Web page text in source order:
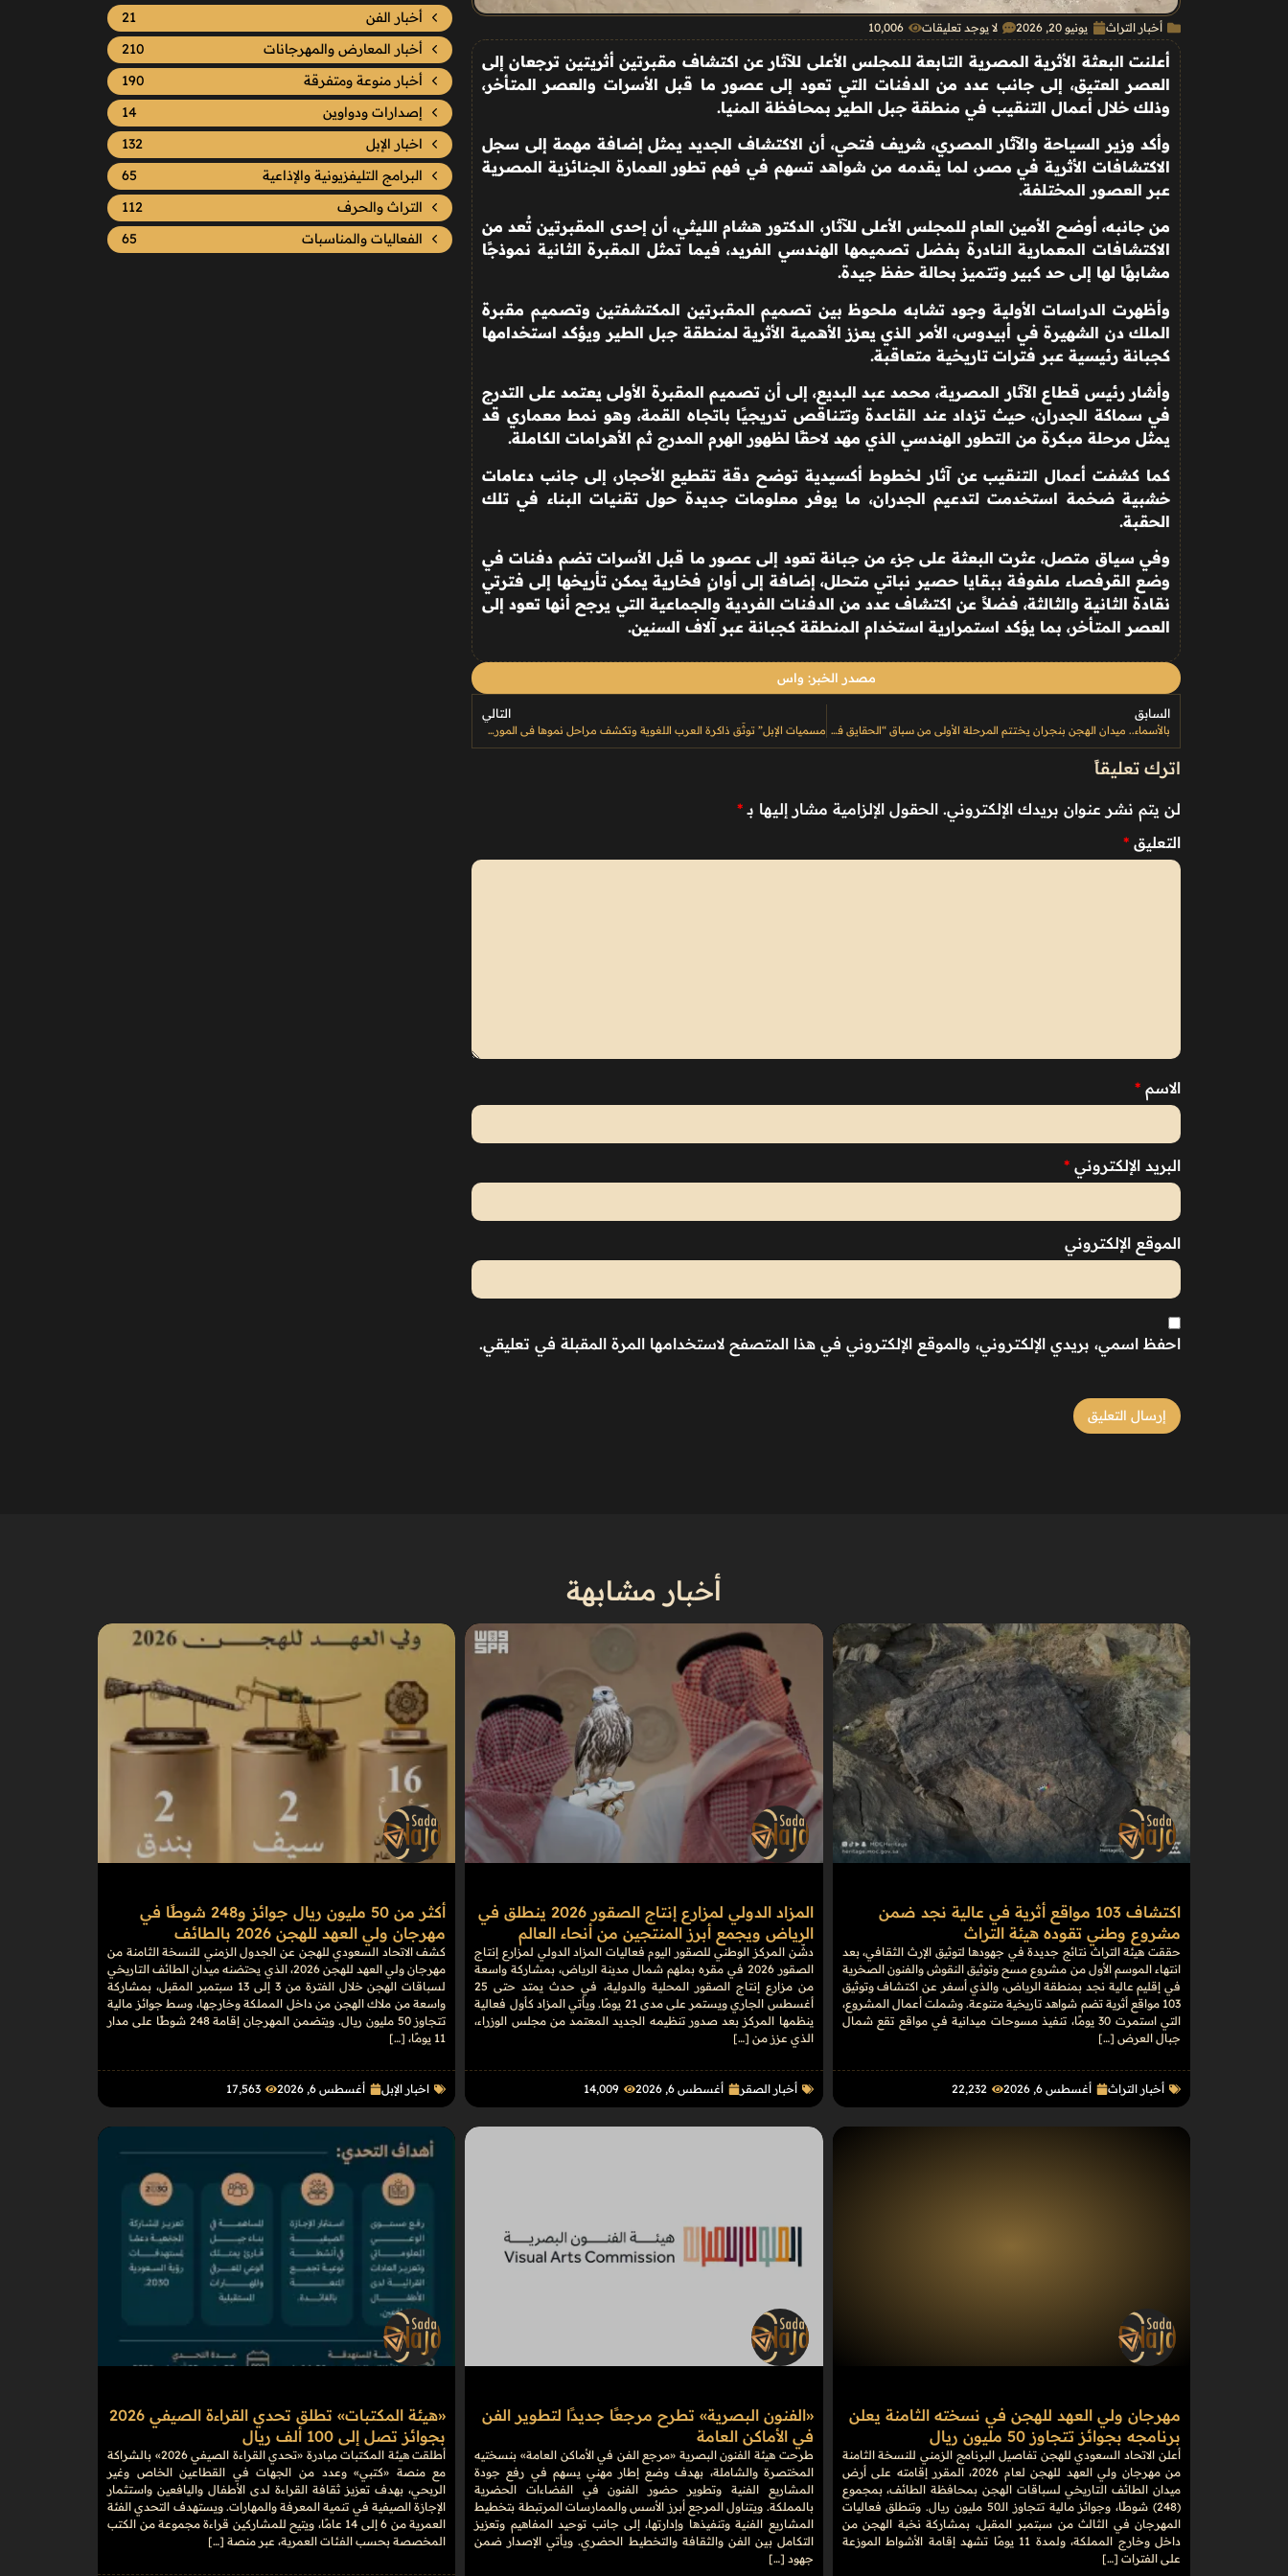
أخبار التراث يونيو 20, 2026 لا يوجد تعليقات 10٬006
أعلنت البعثة الأثرية المصرية التابعة للمجلس الأعلى للآثار عن اكتشاف مقبرتين أثريتين ترجعان إلى
العصر العتيق، إلى جانب عدد من الدفنات التي تعود إلى عصور ما قبل الأسرات والعصر المتأخر،
وذلك خلال أعمال التنقيب في منطقة جبل الطير بمحافظة المنيا.
وأكد وزير السياحة والآثار المصري، شريف فتحي، أن الاكتشاف الجديد يمثل إضافة مهمة إلى سجل
الاكتشافات الأثرية في مصر، لما يقدمه من شواهد تسهم في فهم تطور العمارة الجنائزية المصرية
عبر العصور المختلفة.
من جانبه، أوضح الأمين العام للمجلس الأعلى للآثار، الدكتور هشام الليثي، أن إحدى المقبرتين تُعد من
الاكتشافات المعمارية النادرة بفضل تصميمها الهندسي الفريد، فيما تمثل المقبرة الثانية نموذجًا
مشابهًا لها إلى حد كبير وتتميز بحالة حفظ جيدة.
وأظهرت الدراسات الأولية وجود تشابه ملحوظ بين تصميم المقبرتين المكتشفتين وتصميم مقبرة
الملك دن الشهيرة في أبيدوس، الأمر الذي يعزز الأهمية الأثرية لمنطقة جبل الطير ويؤكد استخدامها
كجبانة رئيسية عبر فترات تاريخية متعاقبة.
وأشار رئيس قطاع الآثار المصرية، محمد عبد البديع، إلى أن تصميم المقبرة الأولى يعتمد على التدرج
في سماكة الجدران، حيث تزداد عند القاعدة وتتناقص تدريجيًا باتجاه القمة، وهو نمط معماري قد
يمثل مرحلة مبكرة من التطور الهندسي الذي مهد لاحقًا لظهور الهرم المدرج ثم الأهرامات الكاملة.
كما كشفت أعمال التنقيب عن آثار لخطوط أكسيدية توضح دقة تقطيع الأحجار، إلى جانب دعامات
خشبية ضخمة استخدمت لتدعيم الجدران، ما يوفر معلومات جديدة حول تقنيات البناء في تلك
الحقبة.
وفي سياق متصل، عثرت البعثة على جزء من جبانة تعود إلى عصور ما قبل الأسرات تضم دفنات في
وضع القرفصاء ملفوفة ببقايا حصير نباتي متحلل، إضافة إلى أوانٍ فخارية يمكن تأريخها إلى فترتي
نقادة الثانية والثالثة، فضلاً عن اكتشاف عدد من الدفنات الفردية والجماعية التي يرجح أنها تعود إلى
العصر المتأخر، بما يؤكد استمرارية استخدام المنطقة كجبانة عبر آلاف السنين.
مصدر الخبر: واس
السابق
بالأسماء.. ميدان الهجن بنجران يختتم المرحلة الأولى من سباق “الحقايق فما فوق” بـ14 شوطًا
التالي
مسميات الإبل” توثّق ذاكرة العرب اللغوية وتكشف مراحل نموها في الموروث الثقافي
اترك تعليقاً
لن يتم نشر عنوان بريدك الإلكتروني. الحقول الإلزامية مشار إليها بـ *
التعليق *
الاسم *
البريد الإلكتروني *
الموقع الإلكتروني
احفظ اسمي، بريدي الإلكتروني، والموقع الإلكتروني في هذا المتصفح لاستخدامها المرة المقبلة في تعليقي.
أخبار الفن
21
أخبار المعارض والمهرجانات
210
أخبار منوعة ومتفرقة
190
إصدارات ودواوين
14
اخبار الإبل
132
البرامج التليفزيونية والإذاعية
65
التراث والحرف
112
الفعاليات والمناسبات
65
أخبار مشابهة
اكتشاف 103 مواقع أثرية في عالية نجد ضمن
مشروع وطني تقوده هيئة التراث
حققت هيئة التراث نتائج جديدة في جهودها لتوثيق الإرث الثقافي، بعد
انتهاء الموسم الأول من مشروع مسح وتوثيق النقوش والفنون الصخرية
في إقليم عالية نجد بمنطقة الرياض، والذي أسفر عن اكتشاف وتوثيق
103 مواقع أثرية تضم شواهد تاريخية متنوعة. وشملت أعمال المشروع،
التي استمرت 30 يومًا، تنفيذ مسوحات ميدانية في مواقع تقع شمال
جبال العرض […]
أخبار التراث أغسطس 6, 2026 22٬232
المزاد الدولي لمزارع إنتاج الصقور 2026 ينطلق في
الرياض ويجمع أبرز المنتجين من أنحاء العالم
دشّن المركز الوطني للصقور اليوم فعاليات المزاد الدولي لمزارع إنتاج
الصقور 2026 في مقره بملهم شمال مدينة الرياض، بمشاركة واسعة
من مزارع إنتاج الصقور المحلية والدولية، في حدث يمتد حتى 25
أغسطس الجاري ويستمر على مدى 21 يومًا. ويأتي المزاد كأول فعالية
ينظمها المركز بعد صدور تنظيمه الجديد المعتمد من مجلس الوزراء،
الذي عزز من […]
أخبار الصقر أغسطس 6, 2026 14٬009
أكثر من 50 مليون ريال جوائز و248 شوطًا في
مهرجان ولي العهد للهجن 2026 بالطائف
كشف الاتحاد السعودي للهجن عن الجدول الزمني للنسخة الثامنة من
مهرجان ولي العهد للهجن 2026، الذي يحتضنه ميدان الطائف التاريخي
لسباقات الهجن خلال الفترة من 3 إلى 13 سبتمبر المقبل، بمشاركة
واسعة من ملاك الهجن من داخل المملكة وخارجها، وسط جوائز مالية
تتجاوز 50 مليون ريال. ويتضمن المهرجان إقامة 248 شوطًا على مدار
11 يومًا، […]
اخبار الإبل أغسطس 6, 2026 17٬563
مهرجان ولي العهد للهجن في نسخته الثامنة يعلن
برنامجه بجوائز تتجاوز 50 مليون ريال
أعلن الاتحاد السعودي للهجن تفاصيل البرنامج الزمني للنسخة الثامنة
من مهرجان ولي العهد للهجن لعام 2026، المقرر إقامته على أرض
ميدان الطائف التاريخي لسباقات الهجن بمحافظة الطائف، بمجموع
(248) شوطًا، وجوائز مالية تتجاوز الـ50 مليون ريال. وتنطلق فعاليات
المهرجان في الثالث من سبتمبر المقبل، بمشاركة نخبة الهجن من
داخل وخارج المملكة، ولمدة 11 يومًا تشهد إقامة الأشواط الموزعة
على الفترات […]
«الفنون البصرية» تطرح مرجعًا جديدًا لتطوير الفن
في الأماكن العامة
طرحت هيئة الفنون البصرية «مرجع الفن في الأماكن العامة» بنسختيه
المختصرة والشاملة، بهدف وضع إطار مهني يسهم في رفع جودة
المشاريع الفنية وتطوير حضور الفنون في الفضاءات الحضرية
بالمملكة. ويتناول المرجع أبرز الأسس والممارسات المرتبطة بتخطيط
المشاريع الفنية وتنفيذها وإدارتها، إلى جانب توحيد المفاهيم وتعزيز
التكامل بين الفن والثقافة والتخطيط الحضري. ويأتي الإصدار ضمن
جهود […]
«هيئة المكتبات» تطلق تحدي القراءة الصيفي 2026
بجوائز تصل إلى 100 ألف ريال
أطلقت هيئة المكتبات مبادرة «تحدي القراءة الصيفي 2026» بالشراكة
مع منصة «كتبي» وعدد من الجهات في القطاعين الخاص وغير
الربحي، بهدف تعزيز ثقافة القراءة لدى الأطفال واليافعين واستثمار
الإجازة الصيفية في تنمية المعرفة والمهارات. ويستهدف التحدي الفئة
العمرية من 6 إلى 14 عامًا، ويتيح للمشاركين قراءة مجموعة من الكتب
المخصصة بحسب الفئات العمرية، عبر منصة […]